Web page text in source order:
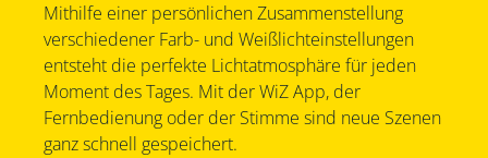
Mithilfe einer persönlichen Zusammenstellung
verschiedener Farb- und Weißlichteinstellungen
entsteht die perfekte Lichtatmosphäre für jeden
Moment des Tages. Mit der WiZ App, der
Fernbedienung oder der Stimme sind neue Szenen
ganz schnell gespeichert.